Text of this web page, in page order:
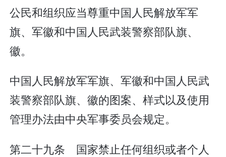
公民和组织应当尊重中国人民解放军军
旗、军徽和中国人民武装警察部队旗、
徽。
中国人民解放军军旗、军徽和中国人民武
装警察部队旗、徽的图案、样式以及使用
管理办法由中央军事委员会规定。
第二十九条 国家禁止任何组织或者个人